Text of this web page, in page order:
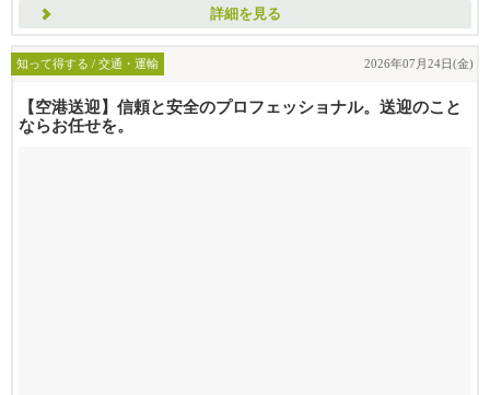
詳細を見る
知って得する / 交通・運輸 2026年07月24日(金)
【空港送迎】信頼と安全のプロフェッショナル。送迎のこと
ならお任せを。